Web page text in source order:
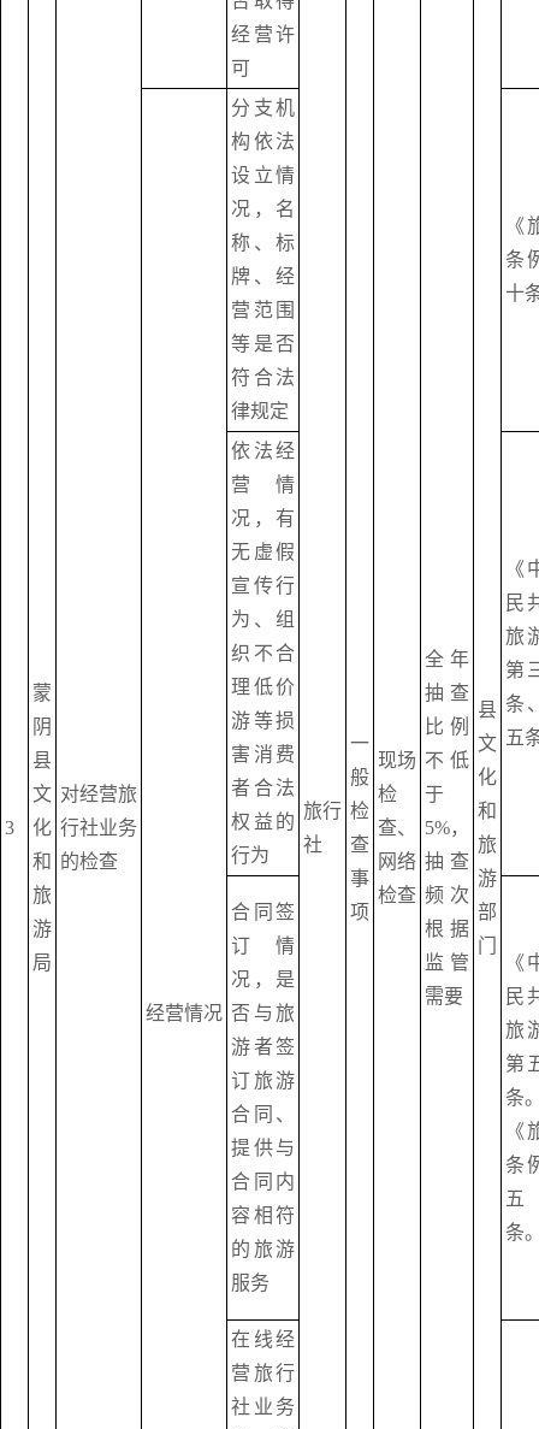
3
蒙
阴
县
文
化
和
旅
游
局
对经营旅
行社业务
的检查
经营许
可
旅行
社
一
般
检
查
事
项
现场
检
查、
网络
检查
全年
抽查
比例
不低
于
5%，
抽查
频次
根据
监管
需要
县
文
化
和
旅
游
部
门
经营情况
分支机
构依法
设立情
况，名
称、标
牌、经
营范围
等是否
符合法
律规定
《
条
十
依法经
营情
况，有
无虚假
宣传行
为、组
织不合
理低价
游等损
害消费
者合法
权益的
行为
《
民
旅
第
条
五
合同签
订情
况，是
否与旅
游者签
订旅游
合同、
提供与
合同内
容相符
的旅游
服务
《
民
旅
第
条
《
条
五
条
在线经
营旅行
社业务